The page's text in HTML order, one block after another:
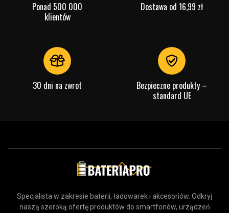
Ponad 500 000
klientów
Dostawa od 16,99 zł
30 dni na zwrot
Bezpieczne produkty –
standard UE
Specjalista w zakresie baterii, ładowarek i akcesoriów. Odkryj
naszą szeroką ofertę produktów do smartfonów, urządzeń